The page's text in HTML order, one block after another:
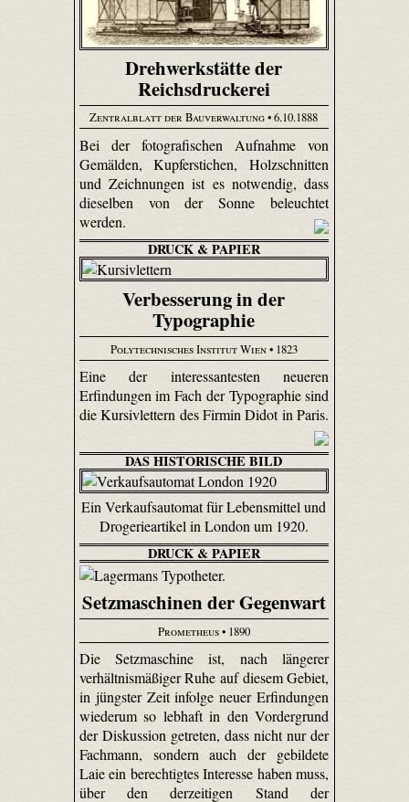
Drehwerkstätte der
Reichsdruckerei
Zentralblatt der Bauverwaltung• 6.10.1888
Bei der fotografischen Aufnahme von
Gemälden, Kupferstichen, Holzschnitten
und Zeichnungen ist es notwendig, dass
dieselben von der Sonne beleuchtet
werden.
DRUCK & PAPIER
Verbesserung in der
Typographie
Polytechnisches Institut Wien• 1823
Eine der interessantesten neueren
Erfindungen im Fach der Typographie sind
die Kursivlettern des Firmin Didot in Paris.
DAS HISTORISCHE BILD
Ein Verkaufsautomat für Lebensmittel und
Drogerieartikel in London um 1920.
DRUCK & PAPIER
Setzmaschinen der Gegenwart
Prometheus• 1890
Die Setzmaschine ist, nach längerer
verhältnismäßiger Ruhe auf diesem Gebiet,
in jüngster Zeit infolge neuer Erfindungen
wiederum so lebhaft in den Vordergrund
der Diskussion getreten, dass nicht nur der
Fachmann, sondern auch der gebildete
Laie ein berechtigtes Interesse haben muss,
über den derzeitigen Stand der